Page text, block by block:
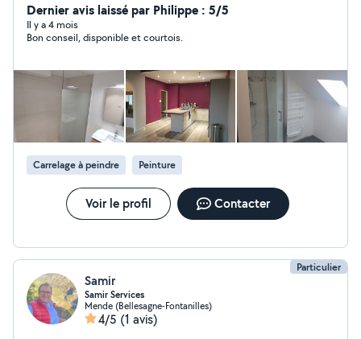
Réalisation terrasse bois taille de haies ,elagage, tonte
pelouse reparation electromenager petite maconnerie
electricite plomberie etc...
Dernier avis laissé par Philippe : 5/5
Il y a 4 mois
Bon conseil, disponible et courtois.
Carrelage à peindre Peinture
Voir le profil Contacter
Particulier
Samir
Samir Services
Mende (Bellesagne-Fontanilles)
4/5 (1 avis)